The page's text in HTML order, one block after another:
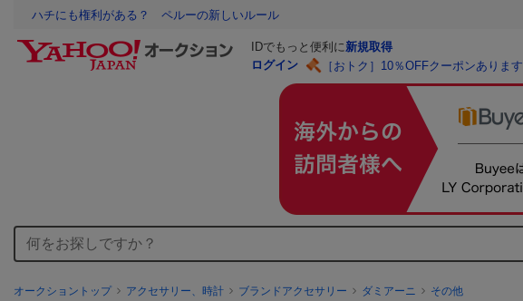
ハチにも権利がある？ ペルーの新しいルール
IDでもっと便利に新規取得
ログイン
［おトク］10％OFFクーポンあります
オークショントップ アクセサリー、時計 ブランドアクセサリー ダミアーニ その他